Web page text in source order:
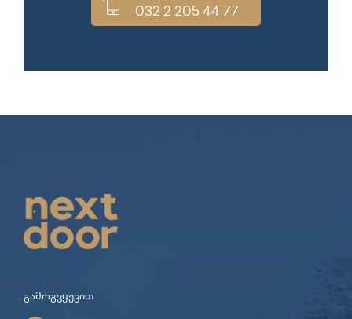
032 2 205 44 77
გამოგვყევით